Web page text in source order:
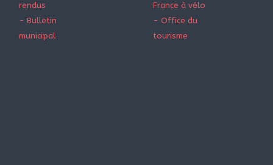
rendus
- Bulletin
municipal
France à vélo
- Office du
tourisme